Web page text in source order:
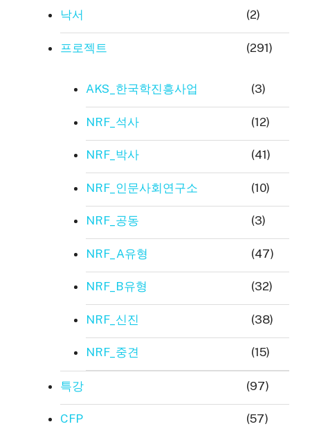
낙서 (2)
프로젝트 (291)
AKS_한국학진흥사업 (3)
NRF_석사 (12)
NRF_박사 (41)
NRF_인문사회연구소 (10)
NRF_공동 (3)
NRF_A유형 (47)
NRF_B유형 (32)
NRF_신진 (38)
NRF_중견 (15)
특강 (97)
CFP (57)